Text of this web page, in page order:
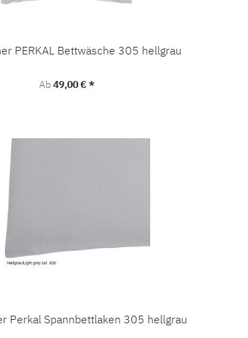
PERKAL Bettwäsche 305 hellgrau
Regulärer Preis:
Ab49,00 € *
Perkal Spannbettlaken 305 hellgrau